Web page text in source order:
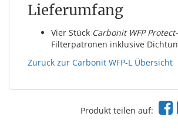
Lieferumfang
Vier Stück Carbonit WFP
Filterpatronen inklusive
Zurück zur Carbonit WFP-L Übersicht
Produkt teilen auf: